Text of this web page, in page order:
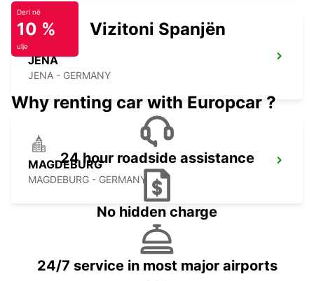
JENA
JENA - GERMANY
MAGDEBURG
MAGDEBURG - GERMANY
Deri në
10 %
ulje
Vizitoni Spanjën
Why renting car with Europcar ?
24 hour roadside assistance
No hidden charge
24/7 service in most major airports